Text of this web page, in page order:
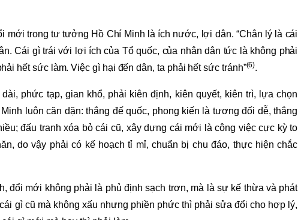
mới trong tư tưởng Hồ Chí Minh là ích nước, lợi dân. “Chân lý là cái
Cái gì trái với lợi ích của Tổ quốc, của nhân dân tức là không phải
hết sức làm. Việc gì hại đến dân, ta phải hết sức tránh”(6).
phức tạp, gian khổ, phải kiên định, kiên quyết, kiên trì, lựa chọn
luôn căn dặn: thắng đế quốc, phong kiến là tương đối dễ, thắng
đấu tranh xóa bỏ cái cũ, xây dựng cái mới là công việc cực kỳ to
do vậy phải có kế hoạch tỉ mỉ, chuẩn bị chu đáo, thực hiện chắc
đổi mới không phải là phủ định sạch trơn, mà là sự kế thừa và phát
gì cũ mà không xấu nhưng phiền phức thì phải sửa đổi cho hợp lý,